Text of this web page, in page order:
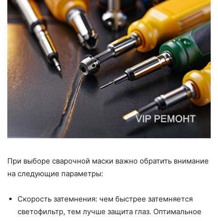
При выборе сварочной маски важно обратить внимание
на следующие параметры:
Скорость затемнения: чем быстрее затемняется
светофильтр, тем лучше защита глаз. Оптимальное